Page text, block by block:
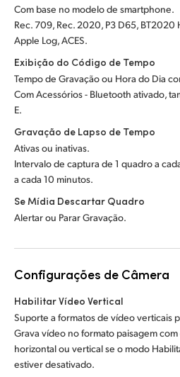
Com base no modelo de smartphone.
Rec. 709, Rec. 2020, P3 D65, BT2020
Apple Log, ACES.
Exibição do Código de Tempo
Tempo de Gravação ou Hora do Dia
Com Acessórios - Bluetooth ativado,
E.
Gravação de Lapso de Tempo
Ativas ou inativas.
Intervalo de captura de 1 quadro a
a cada 10 minutos.
Se Mídia Descartar Quadro
Alertar ou Parar Gravação.
Configurações de Câmera
Habilitar Vídeo Vertical
Suporte a formatos de vídeo verticais
Grava vídeo no formato paisagem
horizontal ou vertical se o modo
estiver desativado.